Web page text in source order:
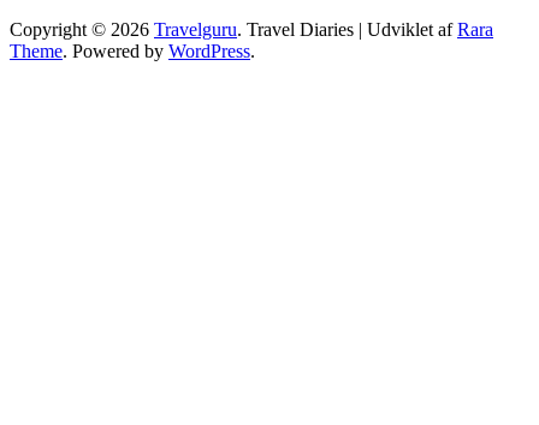
Copyright © 2026 Travelguru. Travel Diaries | Udviklet afRara
Theme. Powered by WordPress.